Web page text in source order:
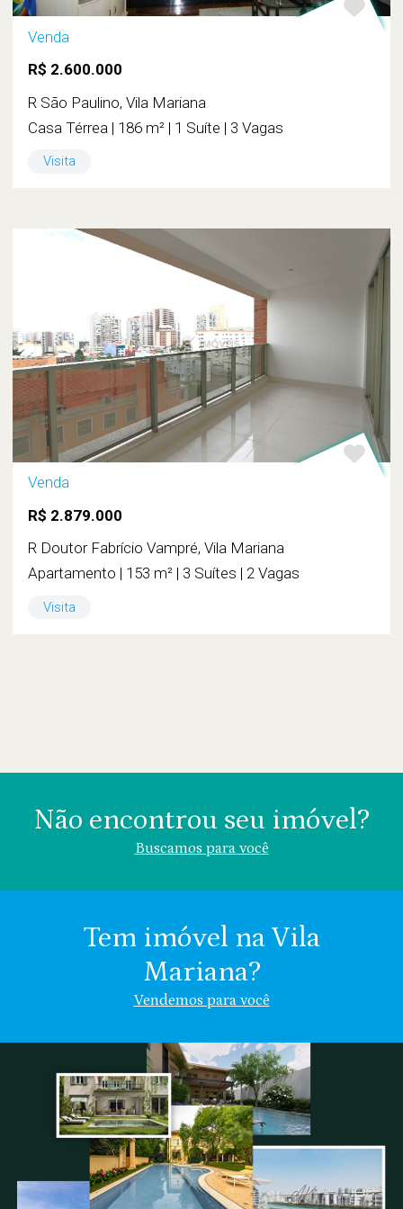
Venda
R$ 2.600.000
R São Paulino, Vila Mariana
Casa Térrea | 186 m² | 1 Suíte | 3 Vagas
Visita
Venda
R$ 2.879.000
R Doutor Fabrício Vampré, Vila Mariana
Apartamento | 153 m² | 3 Suítes | 2 Vagas
Visita
Não encontrou seu imóvel?
Buscamos para você
Valor (R$)
Vila Mariana
Chácara Klabin
Chácara
Inglesa
Vila
Clementino
Indiferente
Se preferir, descreva:
Tem imóvel na Vila
Mariana?
Vendemos para você
Nome
Cel.: